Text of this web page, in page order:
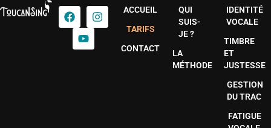
ACCUEIL
TARIFS
CONTACT
QUI
SUIS-
JE ?
LA
MÉTHODE
IDENTITÉ
VOCALE
TIMBRE
ET
JUSTESSE
GESTION
DU TRAC
FATIGUE